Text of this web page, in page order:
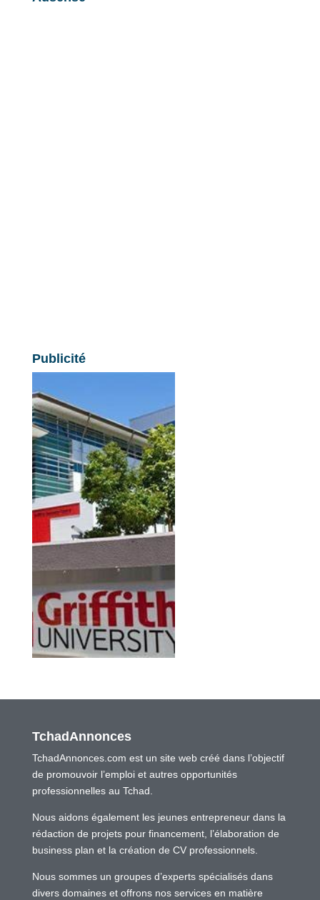
Publicité
TchadAnnonces
TchadAnnonces.com est un site web créé dans l’objectif
de promouvoir l’emploi et autres opportunités
professionnelles au Tchad.
Nous aidons également les jeunes entrepreneur dans la
rédaction de projets pour financement, l’élaboration de
business plan et la création de CV professionnels.
Nous sommes un groupes d’experts spécialisés dans
divers domaines et offrons nos services en matière